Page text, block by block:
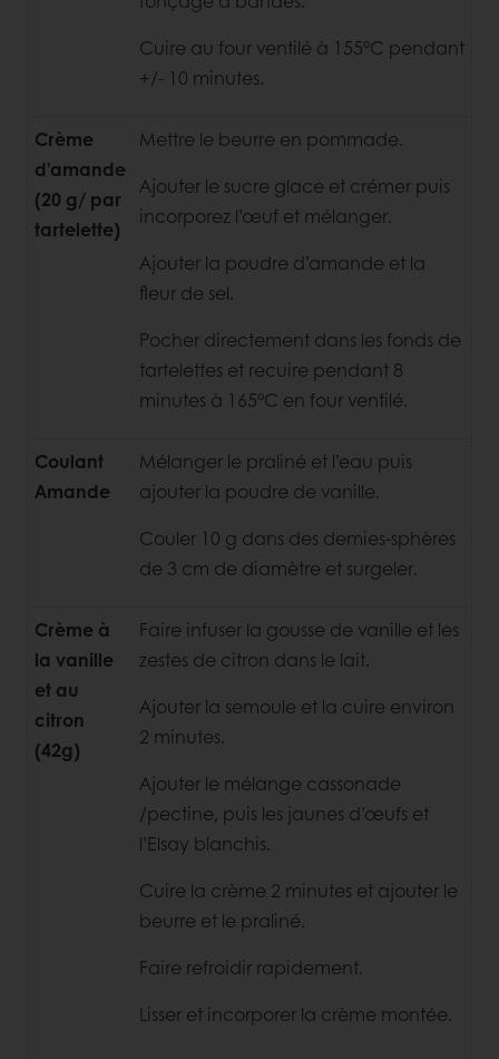
Cuire au four ventilé à 155°C pendant
+/- 10 minutes.
Crème
d’amande
(20 g/ par
tartelette)
Mettre le beurre en pommade.
Ajouter le sucre glace et crémer puis
incorporez l’œuf et mélanger.
Ajouter la poudre d’amande et la
fleur de sel.
Pocher directement dans les fonds de
tartelettes et recuire pendant 8
minutes à 165°C en four ventilé.
Coulant
Amande
Mélanger le praliné et l’eau puis
ajouter la poudre de vanille.
Couler 10 g dans des demies-sphères
de 3 cm de diamètre et surgeler.
Crème à
la vanille
et au
citron
(42g)
Faire infuser la gousse de vanille et les
zestes de citron dans le lait.
Ajouter la semoule et la cuire environ
2 minutes.
Ajouter le mélange cassonade
/pectine, puis les jaunes d’œufs et
l’Elsay blanchis.
Cuire la crème 2 minutes et ajouter le
beurre et le praliné.
Faire refroidir rapidement.
Lisser et incorporer la crème montée.